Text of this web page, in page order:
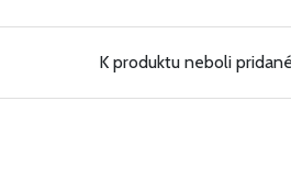
K produktu neboli